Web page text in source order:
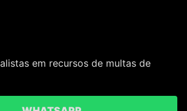
em recursos de multas de